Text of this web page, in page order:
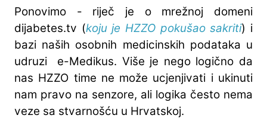
Ponovimo - riječ je o mrežnoj domeni
dijabetes.tv (koju je HZZO pokušao sakriti) i
bazi naših osobnih medicinskih podataka u
udruzi e-Medikus. Više je nego logično da
nas HZZO time ne može ucjenjivati i ukinuti
nam pravo na senzore, ali logika često nema
veze sa stvarnošću u Hrvatskoj.